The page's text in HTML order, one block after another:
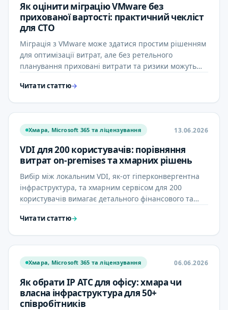
Як оцінити міграцію VMware без
прихованої вартості: практичний чекліст
для CTO
Міграція з VMware може здатися простим рішенням
для оптимізації витрат, але без ретельного
планування приховані витрати та ризики можуть
Читати статтю→
13.06.2026
Хмара, Microsoft 365 та ліцензування
VDI для 200 користувачів: порівняння
витрат on-premises та хмарних рішень
Вибір між локальним VDI, як-от гіперконвергентна
інфраструктура, та хмарним сервісом для 200
користувачів вимагає детального фінансового та
Читати статтю→
06.06.2026
Хмара, Microsoft 365 та ліцензування
Як обрати IP АТС для офісу: хмара чи
власна інфраструктура для 50+
співробітників